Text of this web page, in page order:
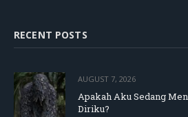
RECENT POSTS
AUGUST 7, 2026
Apakah Aku Sedang
Diriku?